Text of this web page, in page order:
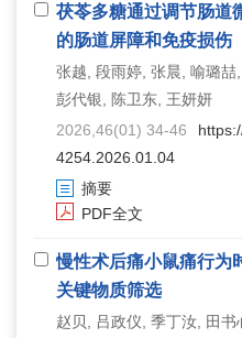
茯苓多糖通过调节肠道
的肠道屏障和免疫损伤
张越, 段雨婷, 张晨, 喻璐喆
彭代银, 陈卫东, 王妍妍
2026,46(01) 34-46
4254.2026.01.04
摘要
PDF全文
慢性术后痛小鼠痛行为
关键物质筛选
赵贝, 吕政仪, 季丁汝, 田